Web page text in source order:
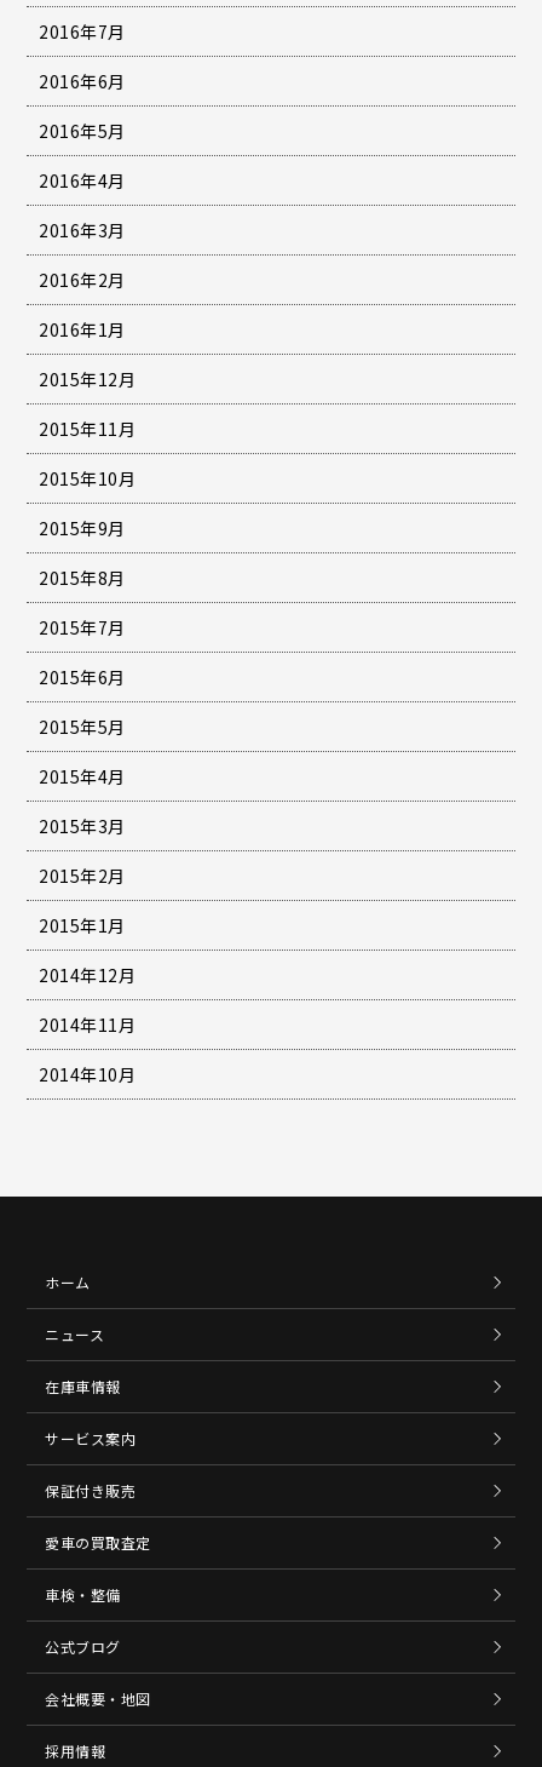
2016年7月
2016年6月
2016年5月
2016年4月
2016年3月
2016年2月
2016年1月
2015年12月
2015年11月
2015年10月
2015年9月
2015年8月
2015年7月
2015年6月
2015年5月
2015年4月
2015年3月
2015年2月
2015年1月
2014年12月
2014年11月
2014年10月
ホーム
ニュース
在庫車情報
サービス案内
保証付き販売
愛車の買取査定
車検・整備
公式ブログ
会社概要・地図
採用情報